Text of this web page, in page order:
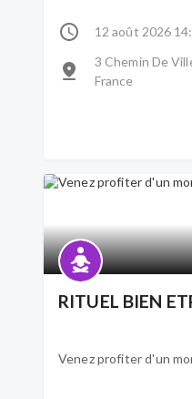
/personne à payer sur
4 août 2026
12 août 2026
3 Chemin De
France
Venez profiter d'un